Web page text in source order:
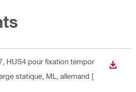
HUS4 pour fixation tempor
statique, ML , allemand [